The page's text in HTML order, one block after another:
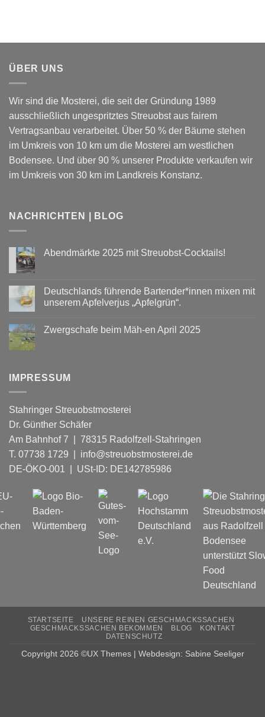
ÜBER UNS
Wir sind die Mosterei, die seit der Gründung 1989
ausschließlich ungespritztes Streuobst aus fairem
Vertragsanbau verarbeitet. Über 50 % der Bäume stehen
im Umkreis von 10 km um die Mosterei am westlichen
Bodensee. Und über 90 % unserer Produkte verkaufen wir
im Umkreis von 30 km im Landkreis Konstanz.
NACHRICHTEN | BLOG
Abendmärkte 2025 mit Streuobst-Cocktails!
Abendmärkte
2025
mit
Deutschlands führende Bartender*innen mixen mit
unserem Apfelverjus „Apfelgrün“.
zu
Deutschlands
unserem
Apfelverjus
Zwergschafe beim Mäh-en April 2025
Mäh-
IMPRESSUM
Stahringer Streuobstmosterei
Dr. Günther Schäfer
Am Bahnhof 7 | 78315 Radolfzell-Stahringen
T. 07738 1729 | info@streuobstmosterei.de
DE-ÖKO-001 | USt-ID: DE142785986
STARTSEITE
UNSERE REINEN GESCHMACKSSACHEN
GESCHMACKSSACHEN BEKOMMEN
BLOG
KONTAKT
DATENSCHUTZ
Copyright 2026 ©UX Themes | Webdesign: Sabine Seeliger